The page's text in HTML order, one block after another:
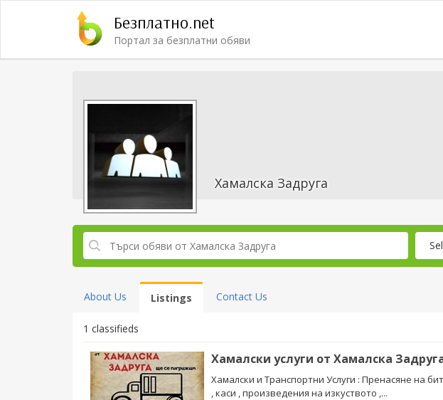
Безплатно.net
Портал за безплатни обяви
Хамалска Задруга
About Us Listings Contact Us
1 classifieds
Хамалски услуги от Хамалска
Хамалски и Транспортни Услуги : Пренасяне на
, каси , произведения на изкуството ,...